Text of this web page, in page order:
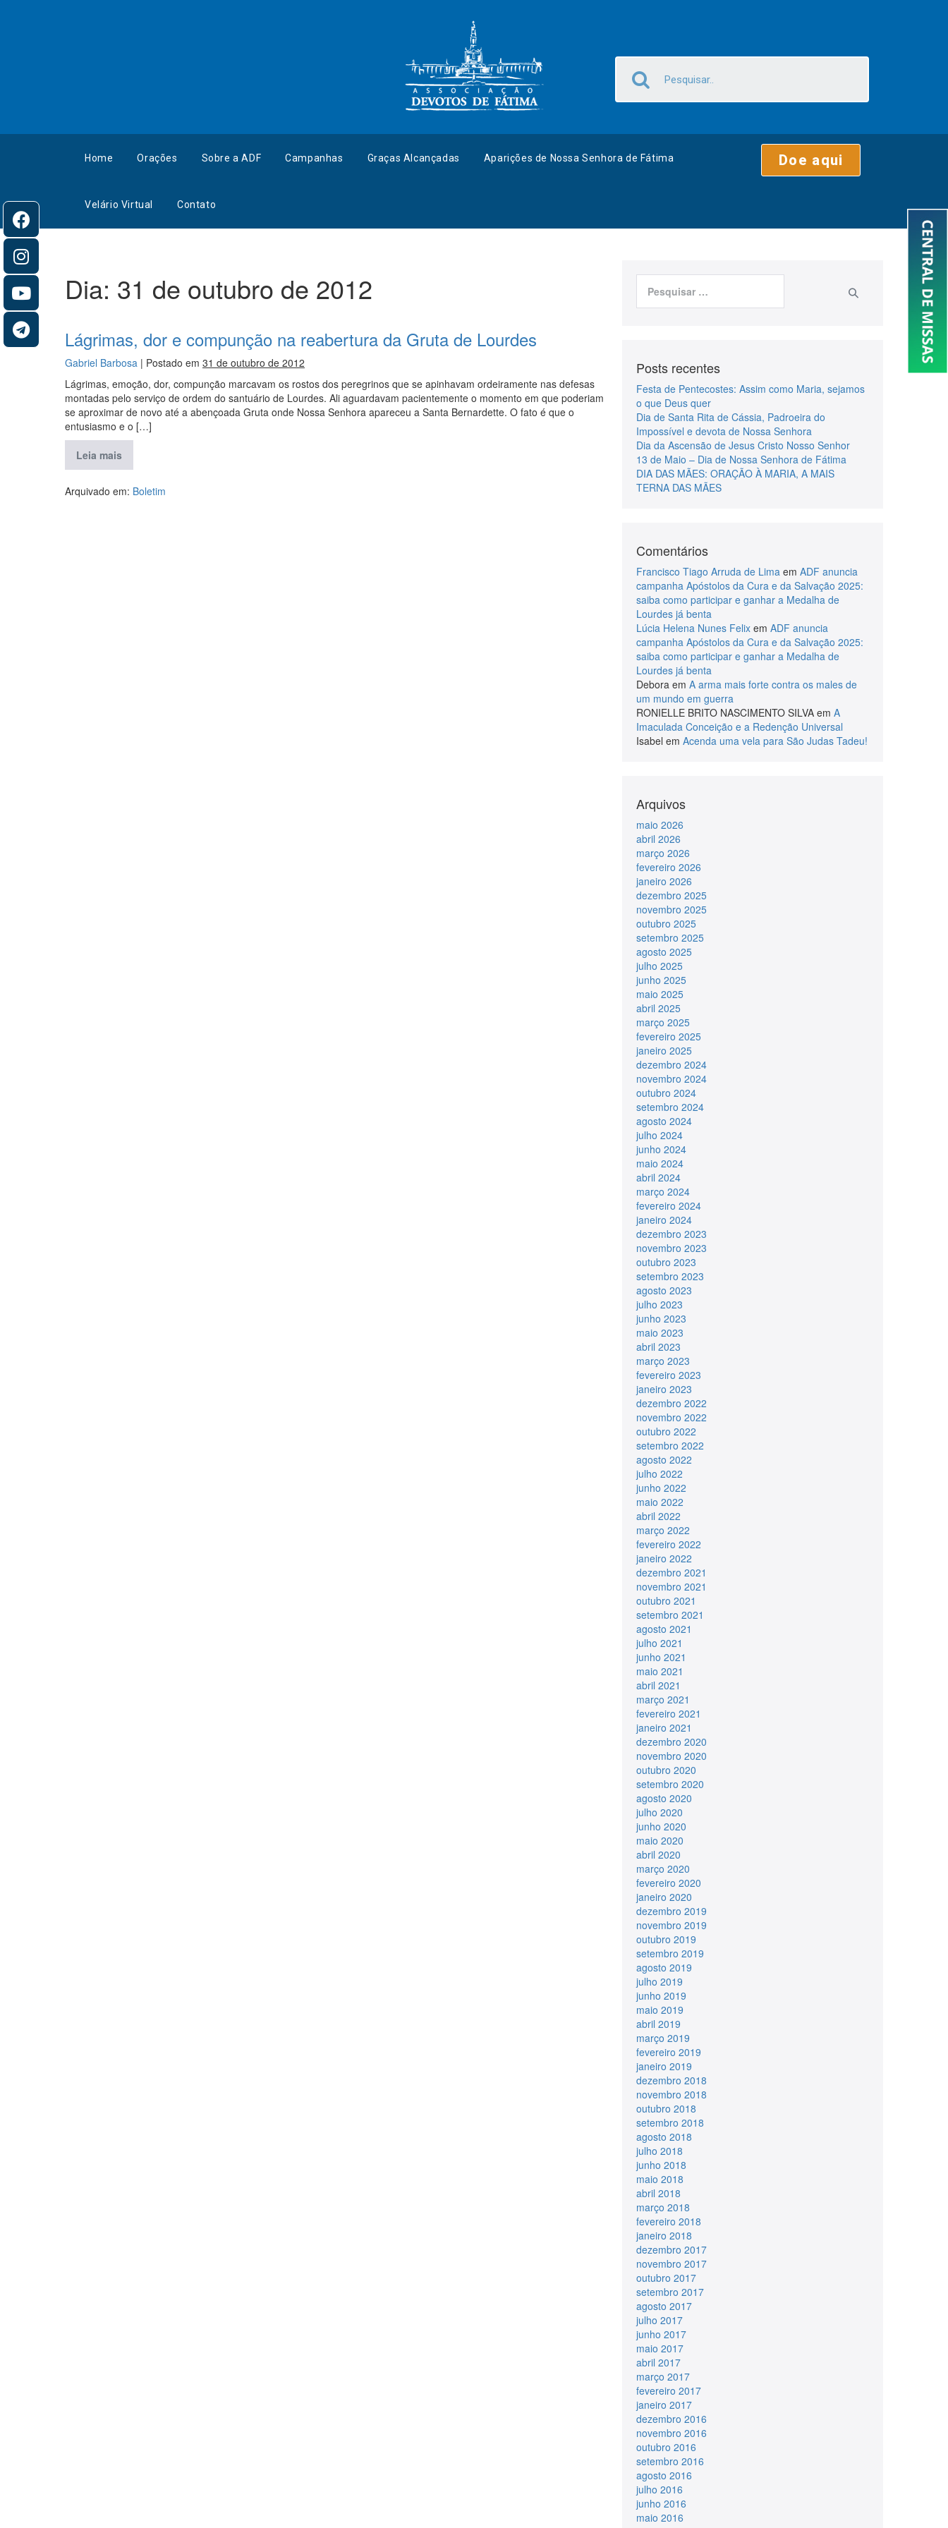
Home Orações Sobre a ADF Campanhas Graças Alcançadas Aparições de Nossa Senhora de Fátima
Velário Virtual Contato
Doe aqui
Dia: 31 de outubro de 2012
Lágrimas, dor e compunção na reabertura da Gruta de Lourdes
Gabriel Barbosa | Postado em 31 de outubro de 2012
Lágrimas, emoção, dor, compunção marcavam os rostos dos peregrinos que se apinhavam ordeiramente nas defesas
montadas pelo serviço de ordem do santuário de Lourdes. Ali aguardavam pacientemente o momento em que poderiam
se aproximar de novo até a abençoada Gruta onde Nossa Senhora apareceu a Santa Bernardette. O fato é que o
entusiasmo e o […]
Leia mais
Arquivado em: Boletim
Posts recentes
Festa de Pentecostes: Assim como Maria, sejamos
o que Deus quer
Dia de Santa Rita de Cássia, Padroeira do
Impossível e devota de Nossa Senhora
Dia da Ascensão de Jesus Cristo Nosso Senhor
13 de Maio – Dia de Nossa Senhora de Fátima
DIA DAS MÃES: ORAÇÃO À MARIA, A MAIS
TERNA DAS MÃES
Comentários
Francisco Tiago Arruda de Limaem ADF anuncia
campanha Apóstolos da Cura e da Salvação 2025:
saiba como participar e ganhar a Medalha de
Lourdes já benta
Lúcia Helena Nunes Felixem ADF anuncia
campanha Apóstolos da Cura e da Salvação 2025:
saiba como participar e ganhar a Medalha de
Lourdes já benta
Deboraem A arma mais forte contra os males de
um mundo em guerra
RONIELLE BRITO NASCIMENTO SILVAem A
Imaculada Conceição e a Redenção Universal
Isabel em Acenda uma vela para São Judas Tadeu!
Arquivos
maio 2026
abril 2026
março 2026
fevereiro 2026
janeiro 2026
dezembro 2025
novembro 2025
outubro 2025
setembro 2025
agosto 2025
julho 2025
junho 2025
maio 2025
abril 2025
março 2025
fevereiro 2025
janeiro 2025
dezembro 2024
novembro 2024
outubro 2024
setembro 2024
agosto 2024
julho 2024
junho 2024
maio 2024
abril 2024
março 2024
fevereiro 2024
janeiro 2024
dezembro 2023
novembro 2023
outubro 2023
setembro 2023
agosto 2023
julho 2023
junho 2023
maio 2023
abril 2023
março 2023
fevereiro 2023
janeiro 2023
dezembro 2022
novembro 2022
outubro 2022
setembro 2022
agosto 2022
julho 2022
junho 2022
maio 2022
abril 2022
março 2022
fevereiro 2022
janeiro 2022
dezembro 2021
novembro 2021
outubro 2021
setembro 2021
agosto 2021
julho 2021
junho 2021
maio 2021
abril 2021
março 2021
fevereiro 2021
janeiro 2021
dezembro 2020
novembro 2020
outubro 2020
setembro 2020
agosto 2020
julho 2020
junho 2020
maio 2020
abril 2020
março 2020
fevereiro 2020
janeiro 2020
dezembro 2019
novembro 2019
outubro 2019
setembro 2019
agosto 2019
julho 2019
junho 2019
maio 2019
abril 2019
março 2019
fevereiro 2019
janeiro 2019
dezembro 2018
novembro 2018
outubro 2018
setembro 2018
agosto 2018
julho 2018
junho 2018
maio 2018
abril 2018
março 2018
fevereiro 2018
janeiro 2018
dezembro 2017
novembro 2017
outubro 2017
setembro 2017
agosto 2017
julho 2017
junho 2017
maio 2017
abril 2017
março 2017
fevereiro 2017
janeiro 2017
dezembro 2016
novembro 2016
outubro 2016
setembro 2016
agosto 2016
julho 2016
junho 2016
maio 2016